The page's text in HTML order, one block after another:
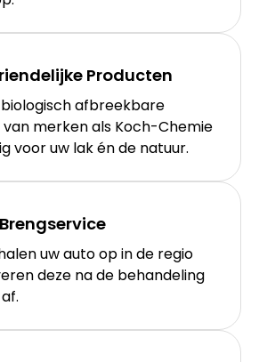
Producten
afbreekbare
merken als Koch-Chemie
voor uw lak én de natuur.
uw auto op in de regio
deze na de behandeling